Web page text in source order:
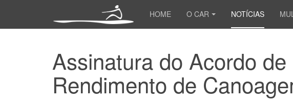
HOME O CAR NOTÍCIAS
Assinatura do Acordo
Rendimento de